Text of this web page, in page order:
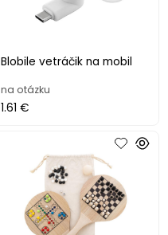
Blobile vetráčik na mobil
na otázku
1.61 €